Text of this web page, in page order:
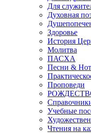
Для
Духовная
Здоровье
История
Молитва
ПАСХА
Песни &
Проповеди
Учебные
Чтения на